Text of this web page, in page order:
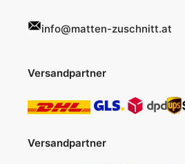
info@matten-zuschnitt.at
Versandpartner
Versandpartner